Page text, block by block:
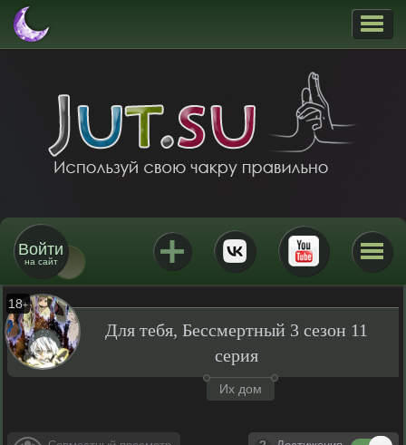
Войти
на сайт
18+
Для тебя, Бессмертный 3 сезон 11
серия
Их дом